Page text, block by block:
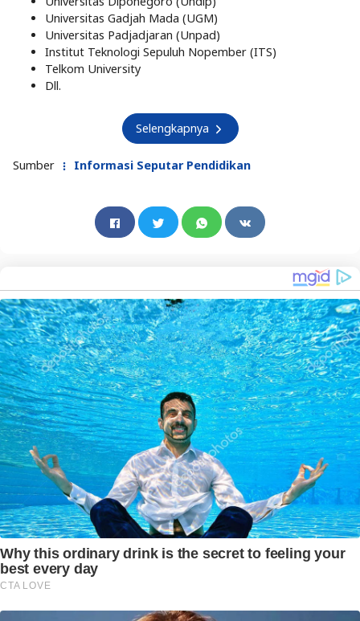
Universitas Gadjah Mada (UGM)
Universitas Padjadjaran (Unpad)
Institut Teknologi Sepuluh Nopember (ITS)
Telkom University
Dll.
Selengkapnya
Sumber Informasi Seputar Pendidikan